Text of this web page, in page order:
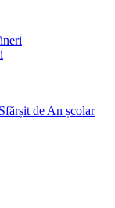
de An școlar